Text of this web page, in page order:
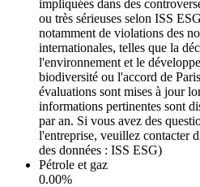
impliquées dans des
ou très sérieuses selon ISS
notamment de violations des
internationales, telles que la
l'environnement et le
biodiversité ou l'accord de
évaluations sont mises à jour
informations pertinentes sont
par an. Si vous avez des
l'entreprise, veuillez contacter
des données : ISS ESG)
Pétrole et gaz
0.00%